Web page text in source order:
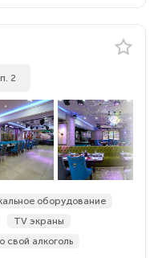
2
оборудование
TV экраны
свой алкоголь